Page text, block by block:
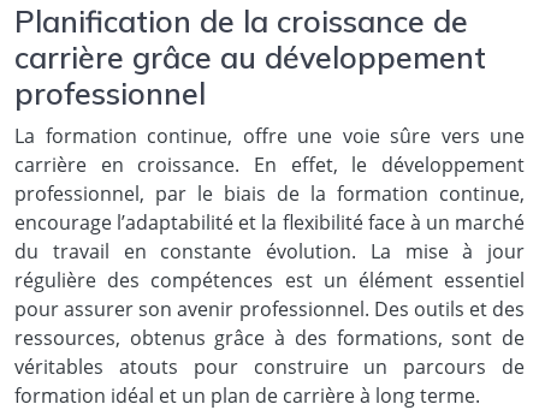
Planification de la croissance de
carrière grâce au développement
professionnel
La formation continue, offre une voie sûre vers une
carrière en croissance. En effet, le développement
professionnel, par le biais de la formation continue,
encourage l’adaptabilité et la flexibilité face à un marché
du travail en constante évolution. La mise à jour
régulière des compétences est un élément essentiel
pour assurer son avenir professionnel. Des outils et des
ressources, obtenus grâce à des formations, sont de
véritables atouts pour construire un parcours de
formation idéal et un plan de carrière à long terme.